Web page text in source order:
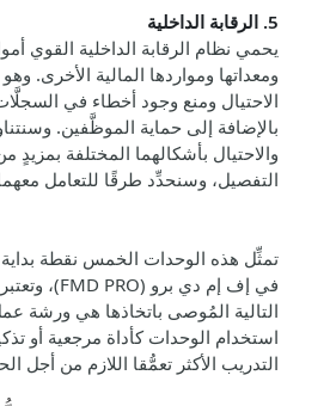
5. الرقابة الداخلية
يحمي نظام الرقابة الداخلية القوي
ومعداتها ومواردها المالية الأخرى.
الاحتيال ومنع وجود أخطاء في
بالإضافة إلى حماية الموظَّفين.
والاحتيال بأشكالهما المختلفة بمزيدٍ
التفصيل، وسنحدِّد طرقًا للتعامل
تمثِّل هذه الوحدات الخمس نقطة
في إف إم دي برو (FMD PRO)،
التالية المُوصى باتخاذها هي ورشة
استخدام الوحدات كأداة مرجعية أو
التدريب الأكثر تعمقا اللازم من أجل